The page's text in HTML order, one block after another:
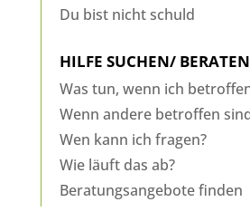
Du bist nicht schuld
HILFE SUCHEN/
Was tun, wenn ich
Wenn andere betroffen
Wen kann ich fragen?
Wie läuft das ab?
Beratungsangebote finden